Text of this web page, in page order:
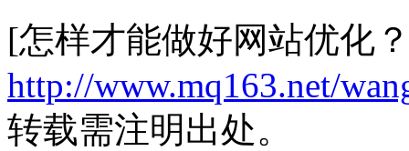
[怎样才能做好网站优化
http://www.mq163.net/
转载需注明出处。